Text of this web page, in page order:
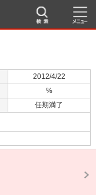
2012/4/22
%
任期満了